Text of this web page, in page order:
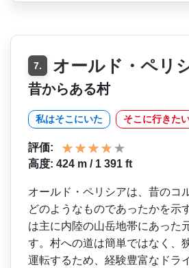
7. オールド・ペリ
昔からある村
私はそこにいた そこに行きた
評価:
高度: 424 m / 1 391 ft
オールド・ペリシアは、昔の­コ
どのようなものであったかを示
は主に内陸の山岳地帯にあった
す。村への道は簡単ではなく、
運転するため、経験豊富なドラ